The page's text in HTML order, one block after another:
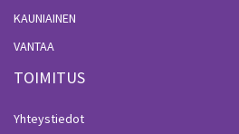
KAUNIAINEN
VANTAA
TOIMITUS
Yhteystiedot